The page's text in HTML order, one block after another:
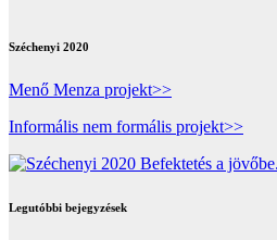
Széchenyi 2020
Menő Menza projekt>>
Informális nem formális projekt>>
Legutóbbi bejegyzések